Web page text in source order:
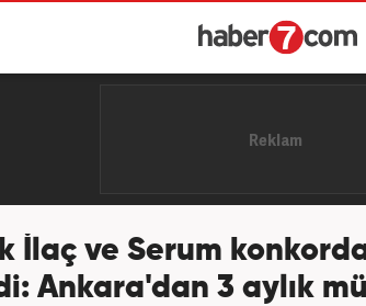
İlaç ve Serum
Ankara'dan 3 aylık